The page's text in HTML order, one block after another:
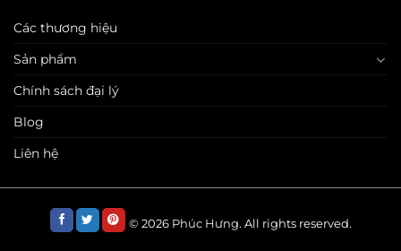
Các thương hiệu
Sản phẩm
Chính sách đại lý
Blog
Liên hệ
© 2026 Phúc Hưng. All rights reserved.